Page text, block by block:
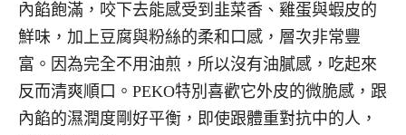
內餡飽滿，咬下去能感受到韭菜香、雞蛋與蝦皮的
鮮味，加上豆腐與粉絲的柔和口感，層次非常豐
富。因為完全不用油煎，所以沒有油膩感，吃起來
反而清爽順口。PEKO特別喜歡它外皮的微脆感，跟
內餡的濕潤度剛好平衡，即使跟體重對抗中的人，